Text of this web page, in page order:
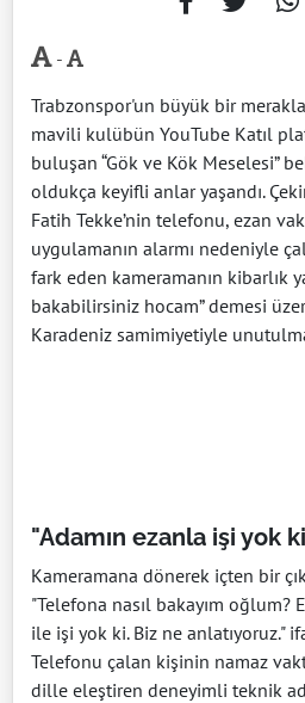
-
Trabzonspor'un büyük bir
mavili kulübün YouTube Katıl
buluşan “Gök ve Kök Meselesi”
oldukça keyifli anlar yaşandı.
Fatih Tekke’nin telefonu, ezan
uygulamanın alarmı nedeniyle
fark eden kameramanın kibarlık
bakabilirsiniz hocam” demesi
Karadeniz samimiyetiyle
"Adamın ezanla işi yok
Kameramana dönerek içten bir
"Telefona nasıl bakayım oğlum?
ile işi yok ki. Biz ne anlatıyoruz."
Telefonu çalan kişinin namaz
dille eleştiren deneyimli teknik